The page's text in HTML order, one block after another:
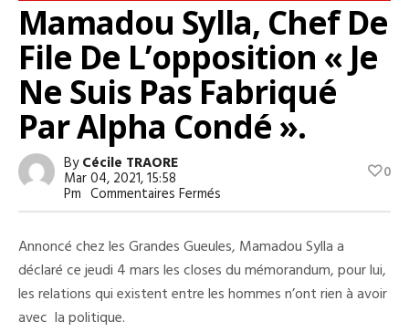
Mamadou Sylla, Chef De
File De L’opposition « Je
Ne Suis Pas Fabriqué
Par Alpha Condé ».
ByCécile TRAORE
Mar 04, 2021, 15:58
Pm Commentaires Fermés
Mamadou
Chef
De
File
De
L’opposition
0
Annoncé chez les Grandes Gueules, Mamadou Sylla a
déclaré ce jeudi 4 mars les closes du mémorandum, pour lui,
les relations qui existent entre les hommes n’ont rien à avoir
avec la politique.